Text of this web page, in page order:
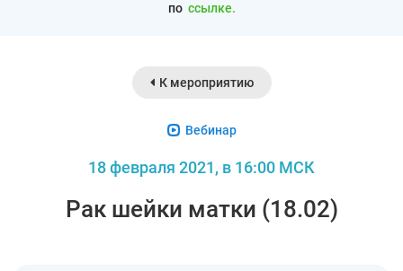
по ссылке.
К мероприятию
Вебинар
18 февраля 2021, в 16:00 МСК
Рак шейки матки (18.02)